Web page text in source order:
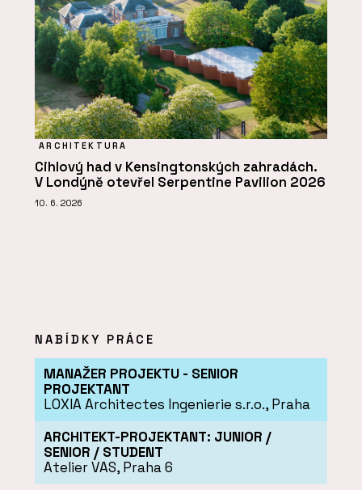
ARCHITEKTURA
Cihlový had v Kensingtonských zahradách.
V Londýně otevřel Serpentine Pavilion 2026
10. 6. 2026
NABÍDKY PRÁCE
MANAŽER PROJEKTU - SENIOR
PROJEKTANT
LOXIA Architectes Ingenierie s.r.o., Praha
ARCHITEKT-PROJEKTANT: JUNIOR /
SENIOR / STUDENT
Atelier VAS, Praha 6